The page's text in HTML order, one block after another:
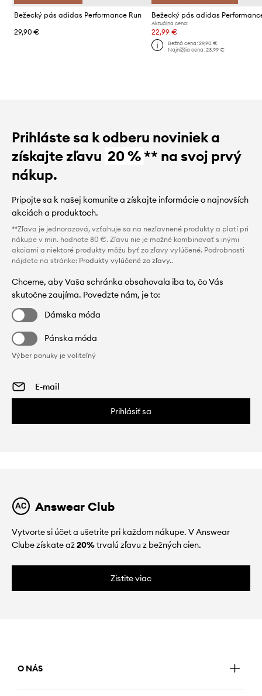
Bežecký pás adidas Performance Run
29,90 €
Bežecký pás adidas
Aktuálna cena:
22,99 €
Bežná cena: 29,90 €
Najnižšia cena: 23,99 €
Prihláste sa k odberu noviniek a
získajte zľavu 20 %** na svoj prvý
nákup.
Pripojte sa k našej komunite a získajte informácie o najnovších
akciách a produktoch.
**Zľava je jednorazová, vzťahuje sa na nezľavnené produkty a platí pri
nákupe v min. hodnote 80 €. Zľavu nie je možné kombinovať s inými
akciami a niektoré produkty môžu byť zo zľavy vylúčené. Podrobnosti
nájdete na stránke: Produkty vylúčené zo zľavy..
Chceme, aby Vaša schránka obsahovala iba to, čo Vás
skutočne zaujíma. Povedzte nám, je to:
Dámska móda
Pánska móda
Výber ponuky je voliteľný
Prihlásiť sa
Answear Club
Vytvorte si účet a ušetrite pri každom nákupe. V Answear
Clube získate až20%trvalú zľavu z bežných cien.
Zistite viac
O NÁS